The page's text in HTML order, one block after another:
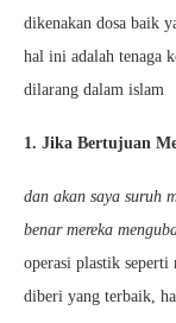
dikenakan dosa baik
hal ini adalah tenaga
dilarang dalam islam
1. Jika Bertujuan
dan akan saya suruh
benar mereka
operasi plastik seperti
diberi yang terbaik,